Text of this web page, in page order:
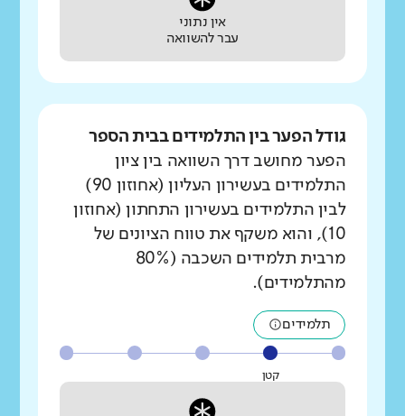
אין נתוני
עבר להשוואה
גודל הפער בין התלמידים בבית הספר
הפער מחושב דרך השוואה בין ציון
התלמידים בעשירון העליון (אחוזון 90)
לבין התלמידים בעשירון התחתון (אחוזון
10), והוא משקף את טווח הציונים של
מרבית תלמידים השכבה (80%
מהתלמידים).
תלמידים
קטן